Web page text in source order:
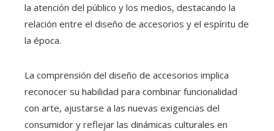
la atención del público y los medios, destacando la
relación entre el diseño de accesorios y el espíritu de
la época.
La comprensión del diseño de accesorios implica
reconocer su habilidad para combinar funcionalidad
con arte, ajustarse a las nuevas exigencias del
consumidor y reflejar las dinámicas culturales en